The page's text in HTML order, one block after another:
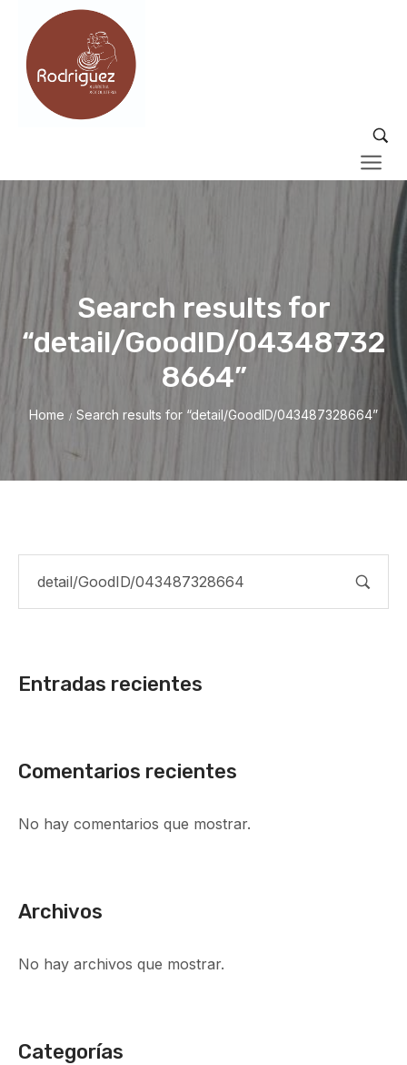
Search results for
“detail/GoodID/04348732
8664”
Home / Search results for “detail/GoodID/043487328664”
Entradas recientes
Comentarios recientes
No hay comentarios que mostrar.
Archivos
No hay archivos que mostrar.
Categorías